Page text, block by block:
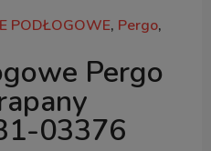
PODŁOGOWE, Pergo,
Pergo
03376